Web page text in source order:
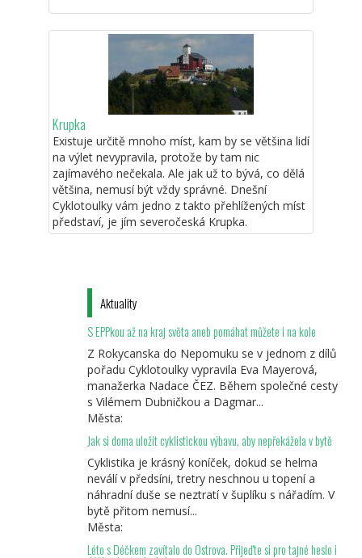
Krupka
Existuje určitě mnoho míst, kam by se většina lidí
na výlet nevypravila, protože by tam nic
zajímavého nečekala. Ale jak už to bývá, co dělá
většina, nemusí být vždy správné. Dnešní
Cyklotoulky vám jedno z takto přehlížených míst
představí, je jím severočeská Krupka.
Aktuality
S EPPkou až na kraj světa aneb pomáhat můžete i na kole
Z Rokycanska do Nepomuku se v jednom z dílů
pořadu Cyklotoulky vypravila Eva Mayerová,
manažerka Nadace ČEZ. Během společné cesty
s Vilémem Dubničkou a Dagmar...
Města:
Jak si doma uložit cyklistickou výbavu, aby nepřekážela v bytě
Cyklistika je krásný koníček, dokud se helma
neválí v předsíni, tretry neschnou u topení a
náhradní duše se neztratí v šuplíku s nářadím. V
bytě přitom nemusí...
Města:
Léto s Déčkem zavítalo do Ostrova. Přijeďte si pro tajné heslo i